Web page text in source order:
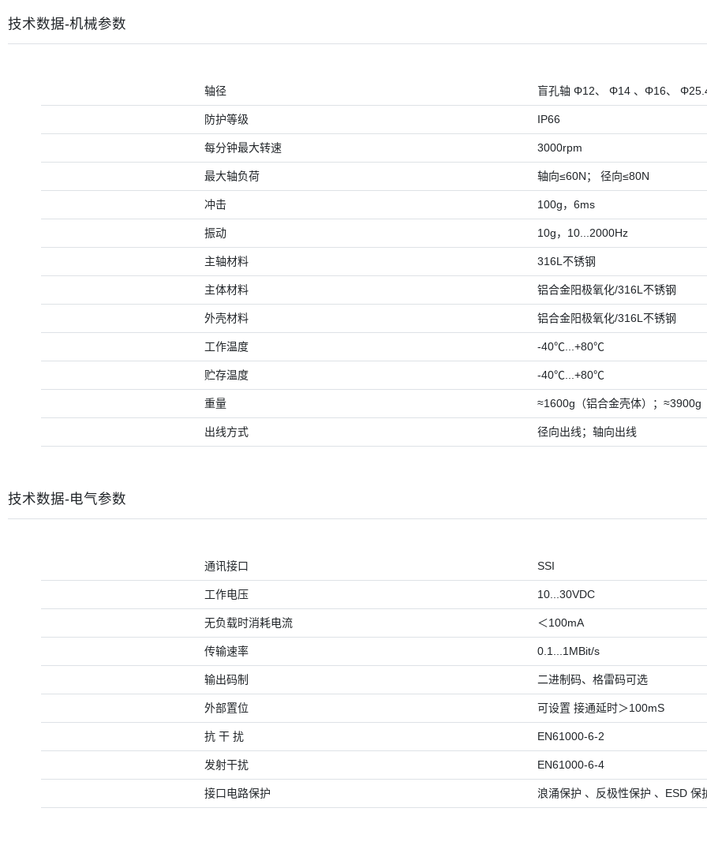
技术数据-机械参数
轴径 盲孔轴 Φ12、 Φ14 、Φ16、
防护等级 IP66
每分钟最大转速 3000rpm
最大轴负荷 轴向≤60N； 径向≤80N
冲击 100g，6ms
振动 10g，10...2000Hz
主轴材料 316L不锈钢
主体材料 铝合金阳极氧化/316L不锈钢
外壳材料 铝合金阳极氧化/316L不锈钢
工作温度 -40℃...+80℃
贮存温度 -40℃...+80℃
重量 ≈1600g（铝合金壳体）；≈3900g
出线方式 径向出线；轴向出线
技术数据-电气参数
通讯接口 SSI
工作电压 10...30VDC
无负载时消耗电流 ＜100mA
传输速率 0.1...1MBit/s
输出码制 二进制码、格雷码可选
外部置位 可设置 接通延时＞100mS
抗 干 扰 EN61000-6-2
发射干扰 EN61000-6-4
接口电路保护 浪涌保护 、反极性保护 、ESD 保